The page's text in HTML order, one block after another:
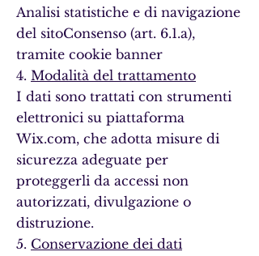
Analisi statistiche e di navigazione
del sitoConsenso (art. 6.1.a),
tramite cookie banner
4. Modalità del trattamento
I dati sono trattati con strumenti
elettronici su piattaforma
Wix.com, che adotta misure di
sicurezza adeguate per
proteggerli da accessi non
autorizzati, divulgazione o
distruzione.
5. Conservazione dei dati